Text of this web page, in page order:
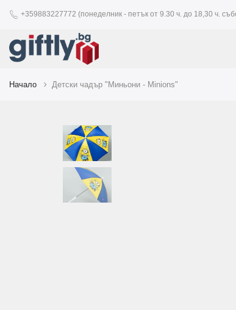
+359883227772 (понеделник - петък от 9.30 ч. до 18,30 ч.
Начало Детски чадър "Миньони - Minions"